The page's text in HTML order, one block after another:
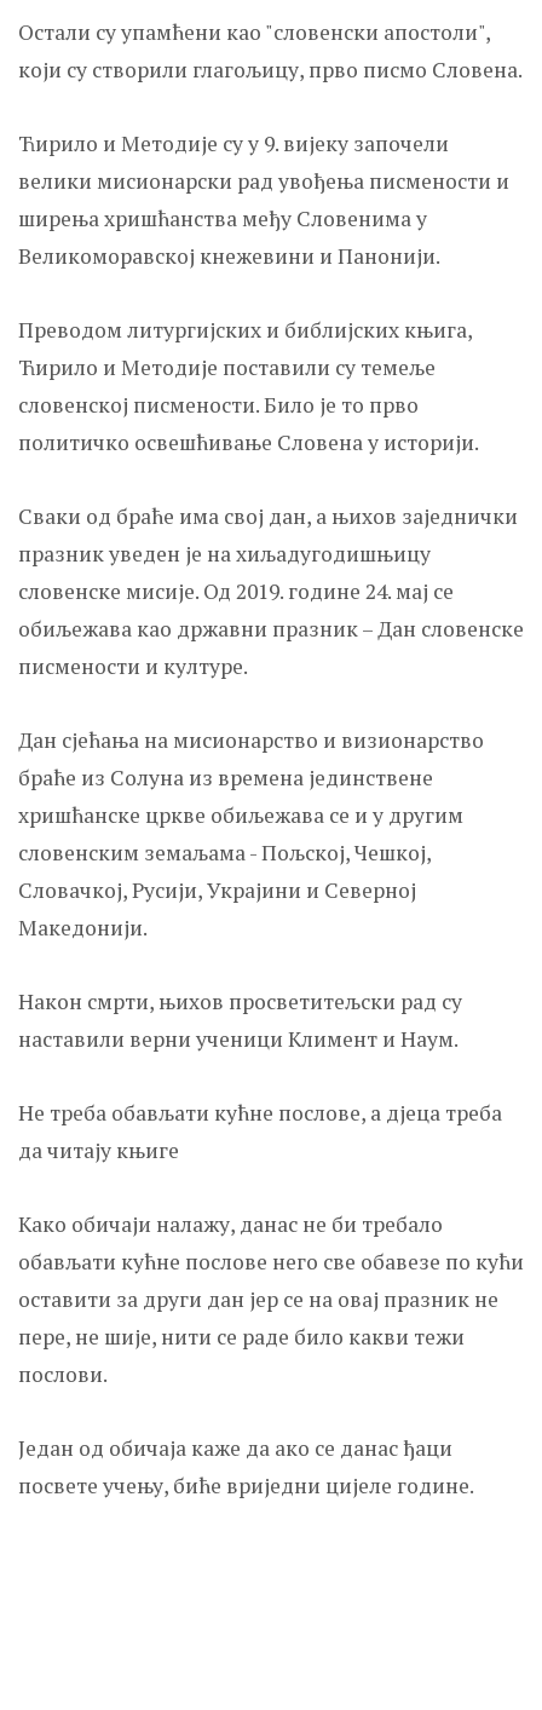
Остали су упамћени као "словенски апостоли",
који су створили глагољицу, прво писмо Словена.
Ћирило и Методије су у 9. вијеку започели
велики мисионарски рад увођења писмености и
ширења хришћанства међу Словенима у
Великоморавској кнежевини и Панонији.
Преводом литургијских и библијских књига,
Ћирило и Методије поставили су темеље
словенској писмености. Било је то прво
политичко освешћивање Словена у историји.
Сваки од браће има свој дан, а њихов заједнички
празник уведен је на хиљадугодишњицу
словенске мисије. Од 2019. године 24. мај се
обиљежава као државни празник – Дан словенске
писмености и културе.
Дан сјећања на мисионарство и визионарство
браће из Солуна из времена јединствене
хришћанске цркве обиљежава се и у другим
словенским земаљама - Пољској, Чешкој,
Словачкој, Русији, Украјини и Северној
Македонији.
Након смрти, њихов просветитељски рад су
наставили верни ученици Климент и Наум.
Не треба обављати кућне послове, а дјеца треба
да читају књиге
Како обичаји налажу, данас не би требало
обављати кућне послове него све обавезе по кући
оставити за други дан јер се на овај празник не
пере, не шије, нити се раде било какви тежи
послови.
Један од обичаја каже да ако се данас ђаци
посвете учењу, биће вриједни цијеле године.